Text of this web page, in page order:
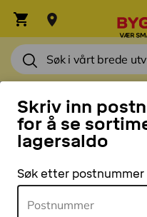
Skriv inn
for å se
lagersaldo
Søk etter postnummer
HJEM
Velg riktig
prosjektet ditt